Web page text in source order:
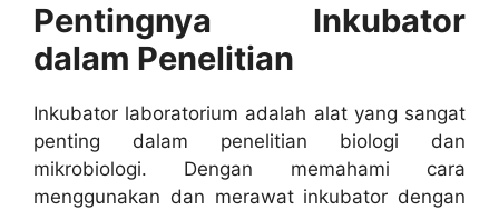
Pentingnya Inkubator
dalam Penelitian
Inkubator laboratorium adalah alat yang sangat
penting dalam penelitian biologi dan
mikrobiologi. Dengan memahami cara
menggunakan dan merawat inkubator dengan